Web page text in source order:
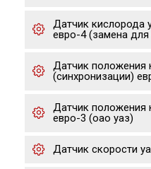
Датчик кислорода
евро-4 (замена
Датчик положения
(синхронизации)
Датчик положения
евро-3 (оао уаз)
Датчик скорости